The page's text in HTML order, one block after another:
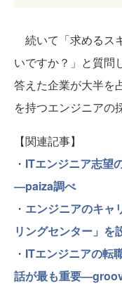
続いて「求めるス
いですか？」と質問
答えた企業が大半を
を持つエンジニアの
【関連記事】
・ ITエンジニア志望
―paiza調べ
・ エンジニアのキャ
リングセンター」
・ ITエンジニアの転
話が最も重要